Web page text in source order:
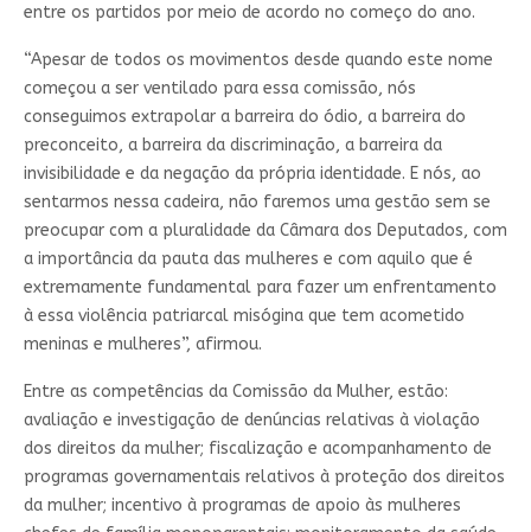
entre os partidos por meio de acordo no começo do ano.
“Apesar de todos os movimentos desde quando este nome
começou a ser ventilado para essa comissão, nós
conseguimos extrapolar a barreira do ódio, a barreira do
preconceito, a barreira da discriminação, a barreira da
invisibilidade e da negação da própria identidade. E nós, ao
sentarmos nessa cadeira, não faremos uma gestão sem se
preocupar com a pluralidade da Câmara dos Deputados, com
a importância da pauta das mulheres e com aquilo que é
extremamente fundamental para fazer um enfrentamento
à essa violência patriarcal misógina que tem acometido
meninas e mulheres”, afirmou.
Entre as competências da Comissão da Mulher, estão:
avaliação e investigação de denúncias relativas à violação
dos direitos da mulher; fiscalização e acompanhamento de
programas governamentais relativos à proteção dos direitos
da mulher; incentivo à programas de apoio às mulheres